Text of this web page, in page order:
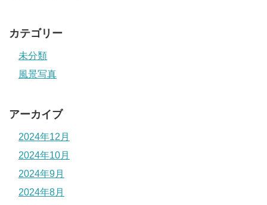
カテゴリー
未分類
風景写真
アーカイブ
2024年12月
2024年10月
2024年9月
2024年8月